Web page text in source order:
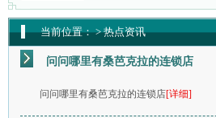
当前位置：>热点资讯
问问哪里有桑芭克拉的连锁店
问问哪里有桑芭克拉的连锁店[详细]